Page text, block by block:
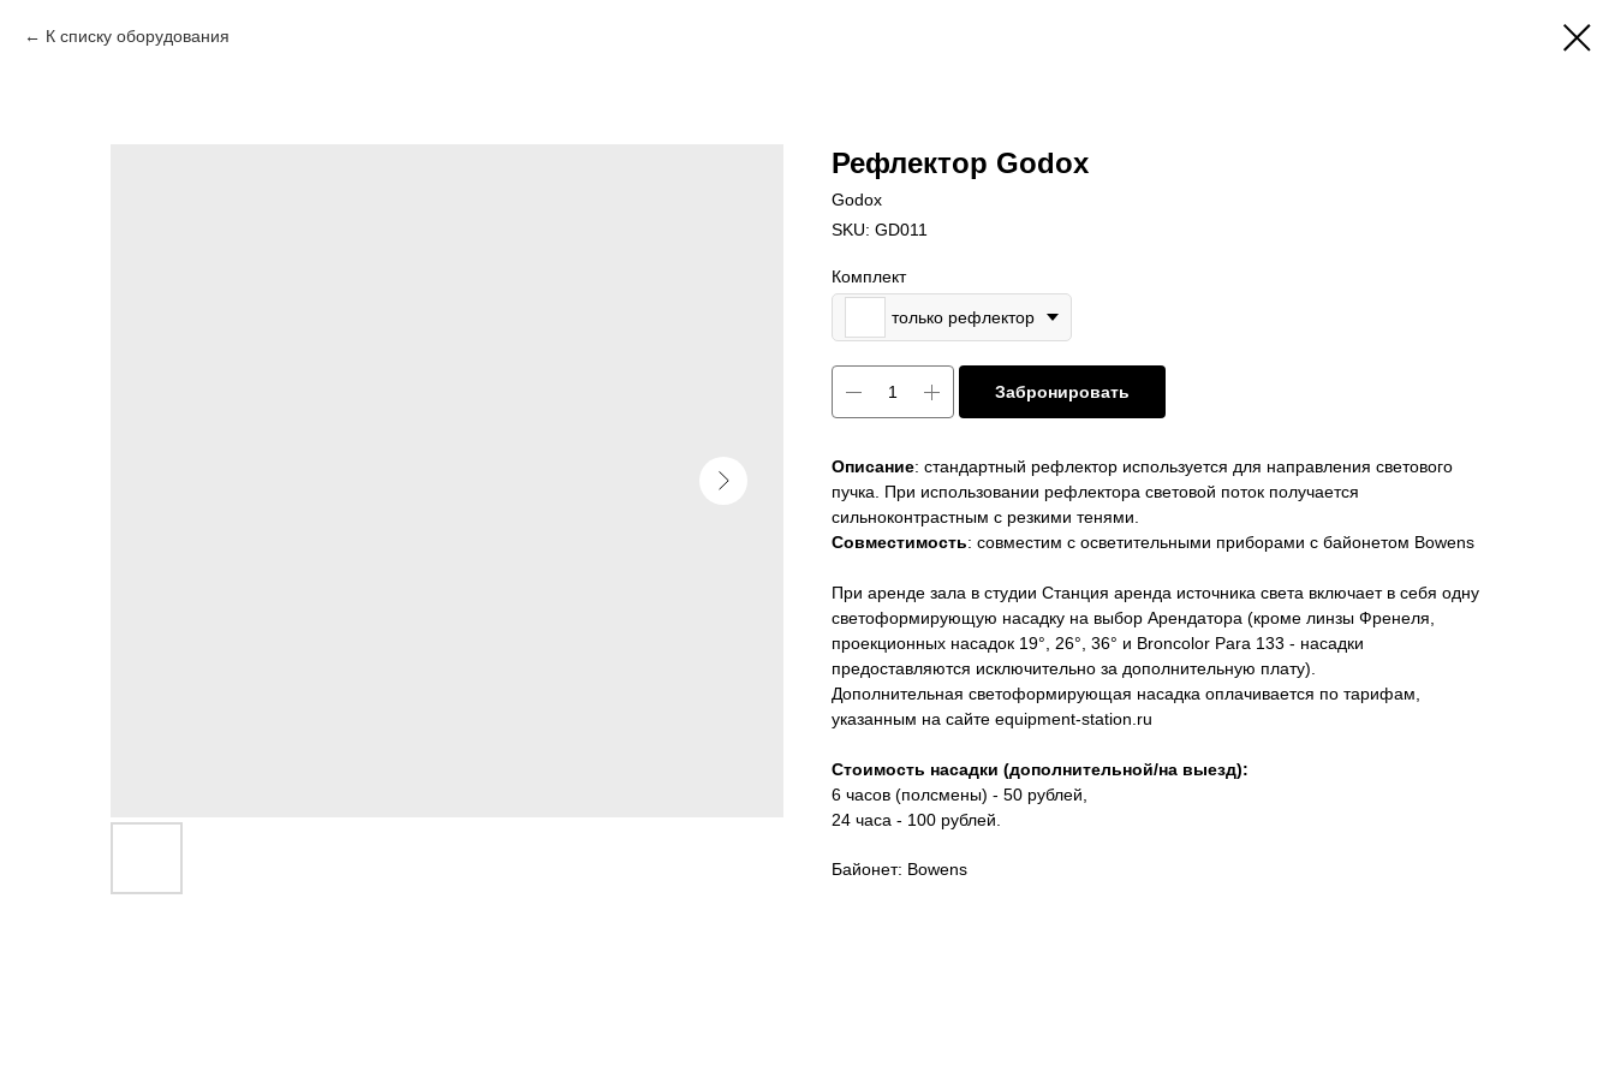
К списку оборудования
Рефлектор Godox
Godox
SKU: GD011
Комплект
только рефлектор
Забронировать
Описание: стандартный рефлектор используется для направления светового
пучка. При использовании рефлектора световой поток получается
сильноконтрастным с резкими тенями.
Совместимость: совместим с осветительными приборами с байонетом Bowens
При аренде зала в студии Станция аренда источника света включает в себя одну
светоформирующую насадку на выбор Арендатора (кроме линзы Френеля,
проекционных насадок 19°, 26°, 36° и Broncolor Para 133 - насадки
предоставляются исключительно за дополнительную плату).
Дополнительная светоформирующая насадка оплачивается по тарифам,
указанным на сайте equipment-station.ru
Стоимость насадки (дополнительной/на выезд):
6 часов (полсмены) - 50 рублей,
24 часа - 100 рублей.
Байонет: Bowens